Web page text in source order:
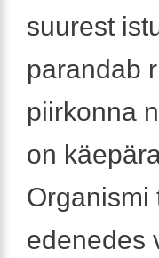
suurest
parandab
piirkonna
on
Organismi
edenedes